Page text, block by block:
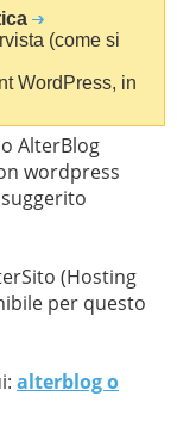
(come si
WordPress, in
AlterBlog
wordpress
(Hosting
per questo
alterblog o